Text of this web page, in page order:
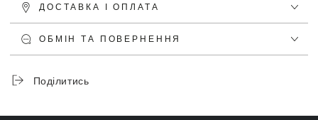
ДОСТАВКА І ОПЛАТА
ОБМІН ТА ПОВЕРНЕННЯ
Поділитись